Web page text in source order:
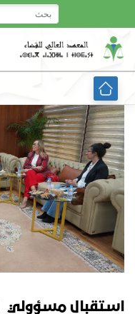
content
استقبال مسؤولي